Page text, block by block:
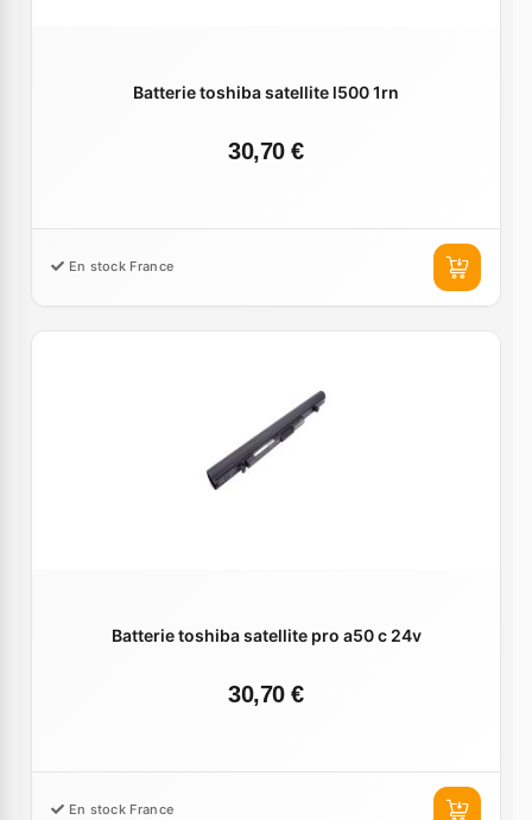
Batterie toshiba satellite l500 1rn
30,70 €
En stock France
Batterie toshiba satellite pro a50 c 24v
30,70 €
En stock France